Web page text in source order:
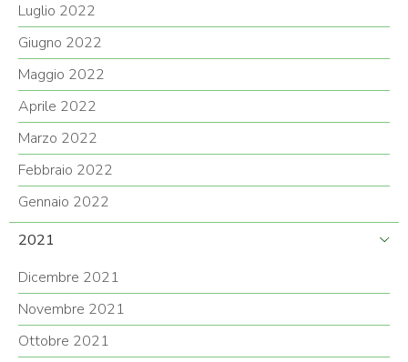
Luglio 2022
Giugno 2022
Maggio 2022
Aprile 2022
Marzo 2022
Febbraio 2022
Gennaio 2022
2021
Dicembre 2021
Novembre 2021
Ottobre 2021